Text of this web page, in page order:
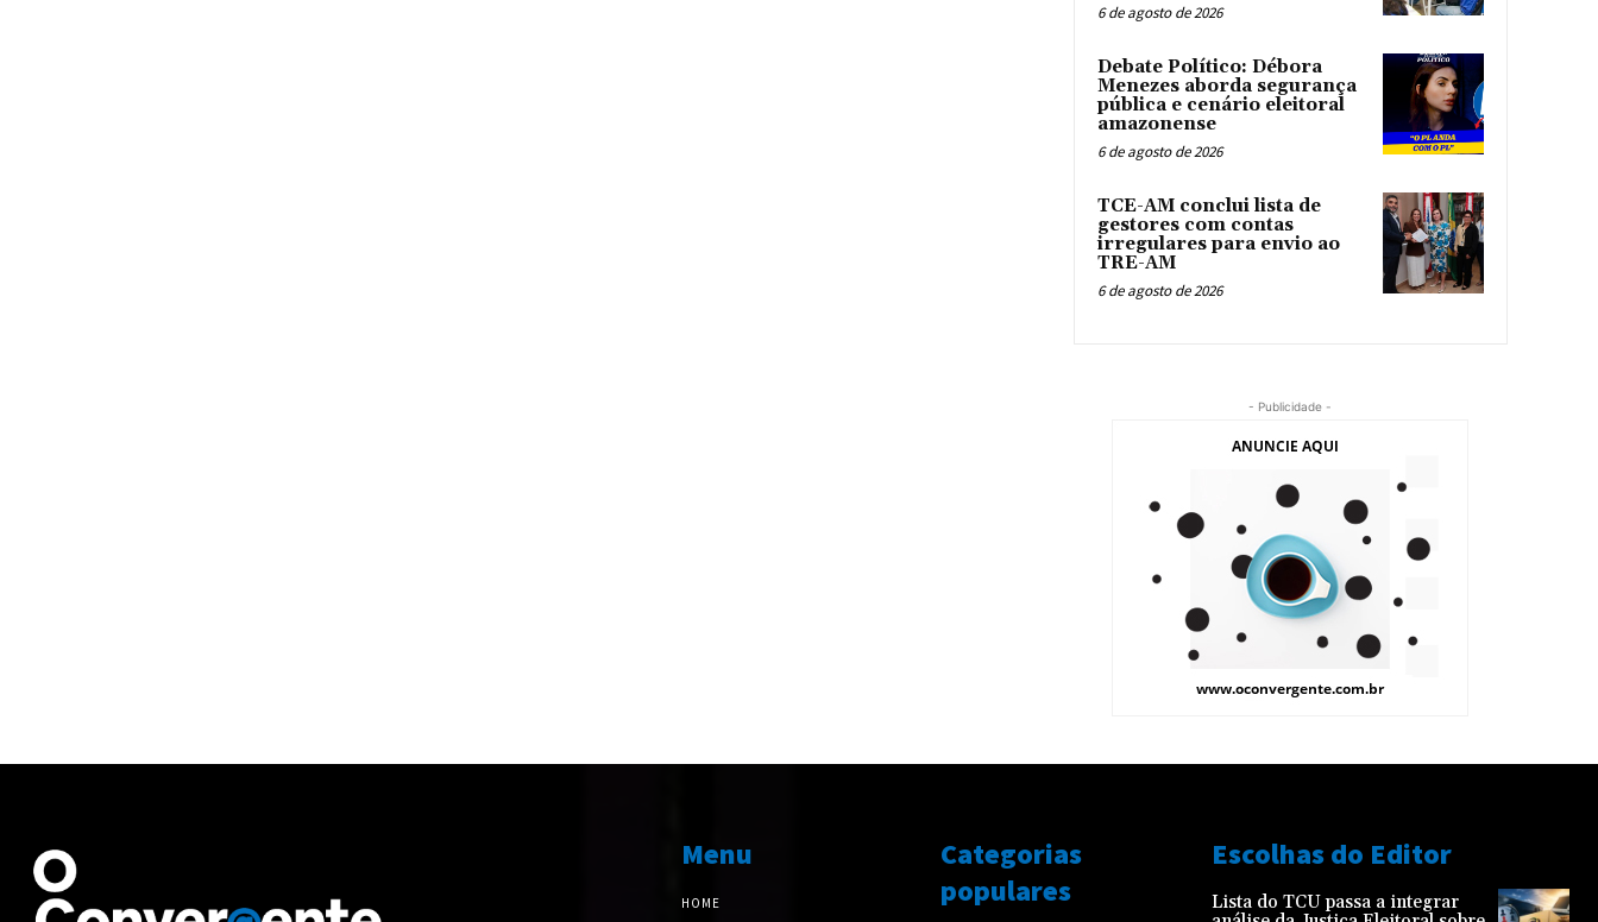
6 de agosto de 2026
Debate Político: Débora
Menezes aborda segurança
pública e cenário eleitoral
amazonense
6 de agosto de 2026
TCE-AM conclui lista de
gestores com contas
irregulares para envio ao
TRE-AM
6 de agosto de 2026
- Publicidade -
Menu
HOME
Categorias
populares
Escolhas do Editor
Lista do TCU passa a integrar